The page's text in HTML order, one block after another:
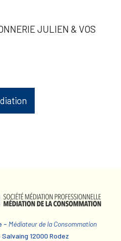
JULIEN & VOS
- Médiateur de la Consommation
12000 Rodez